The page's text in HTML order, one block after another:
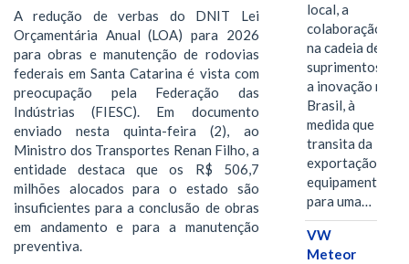
A redução de verbas do DNIT Lei
Orçamentária Anual (LOA) para 2026
para obras e manutenção de rodovias
federais em Santa Catarina é vista com
preocupação pela Federação das
Indústrias (FIESC). Em documento
enviado nesta quinta-feira (2), ao
Ministro dos Transportes Renan Filho, a
entidade destaca que os R$ 506,7
milhões alocados para o estado são
insuficientes para a conclusão de obras
em andamento e para a manutenção
preventiva.
local, a
colaboração
na cadeia de
suprimentos e
a inovação no
Brasil, à
medida que
transita da
exportação de
equipamentos
para uma…
VW
Meteor